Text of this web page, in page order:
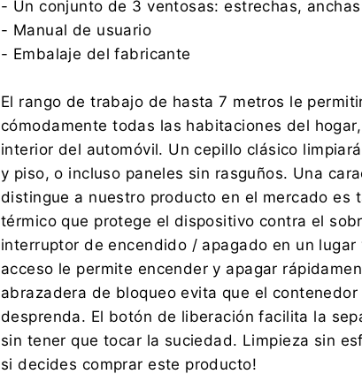
- Un conjunto de 3 ventosas: estrechas,
- Manual de usuario
- Embalaje del fabricante
El rango de trabajo de hasta 7 metros le
cómodamente todas las habitaciones del
interior del automóvil. Un cepillo clásico
y piso, o incluso paneles sin rasguños. Una
distingue a nuestro producto en el mercado es
térmico que protege el dispositivo contra el
interruptor de encendido / apagado en un
acceso le permite encender y apagar
abrazadera de bloqueo evita que el contenedor
desprenda. El botón de liberación facilita la
sin tener que tocar la suciedad. Limpieza sin
si decides comprar este producto!